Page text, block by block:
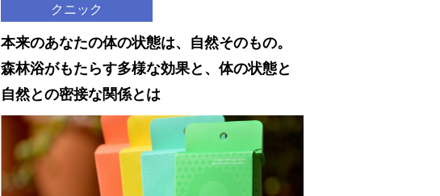
クニック
本来のあなたの体の状態は、自然そのもの。
森林浴がもたらす多様な効果と、体の状態と
自然との密接な関係とは